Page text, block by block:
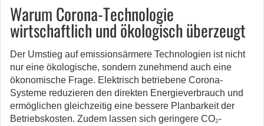
Warum Corona-Technologie
wirtschaftlich und ökologisch überzeugt
Der Umstieg auf emissionsärmere Technologien ist nicht
nur eine ökologische, sondern zunehmend auch eine
ökonomische Frage. Elektrisch betriebene Corona-
Systeme reduzieren den direkten Energieverbrauch und
ermöglichen gleichzeitig eine bessere Planbarkeit der
Betriebskosten. Zudem lassen sich geringere CO₂-